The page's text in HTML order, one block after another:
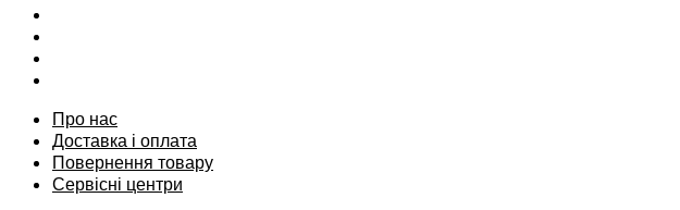
Переглянути
Про нас
Доставка і оплата
Повернення товару
Сервісні центри